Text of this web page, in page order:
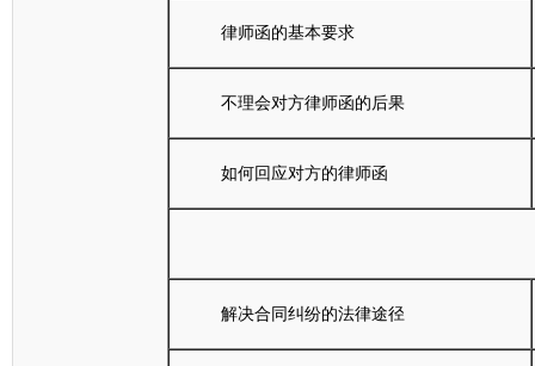
律师函的基本要求
不理会对方律师函的后果
如何回应对方的律师函
解决合同纠纷的法律途径